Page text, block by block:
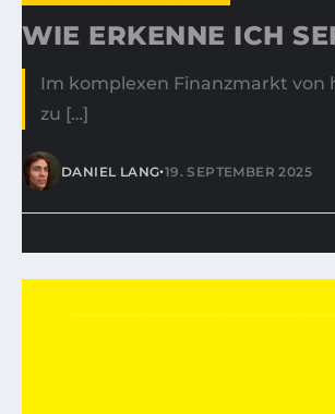
WIE ERKENNE ICH
Im komplexen Finanzmarkt
zu […]
DANIEL LANG•19. SEPTEMBER 2025